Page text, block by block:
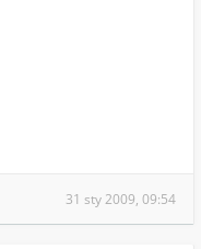
31 sty 2009, 09:54